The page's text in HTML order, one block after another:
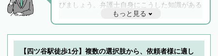
びましょう。弁護士自身にこうした知識がある
と他士業との連携もスムーズに進み、トラブル
解決のみならず相続をトータルで任せることが
できます。また、相続は感情がからむ分野なの
でフィーリングも重要です。実際に電話や面談
もっと見る
【四ツ谷駅徒歩1分】複数の選択肢から、依頼者様に適し